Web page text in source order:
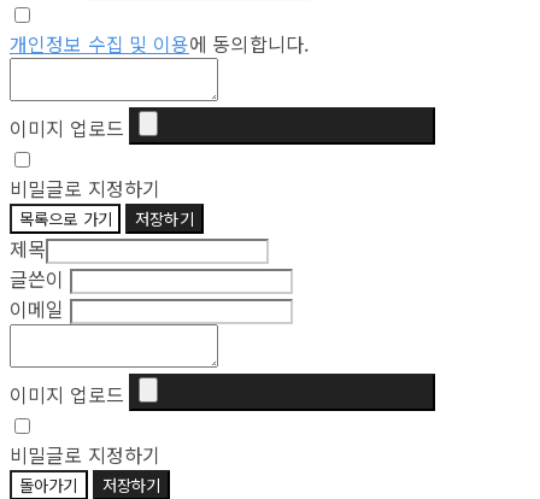
개인정보 수집 및 이용에 동의합니다.
이미지 업로드
비밀글로 지정하기
목록으로 가기 저장하기
제목
글쓴이
이메일
이미지 업로드
비밀글로 지정하기
돌아가기 저장하기